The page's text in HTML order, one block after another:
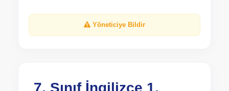
Yöneticiye Bildir
7. Sınıf İngilizce 1.